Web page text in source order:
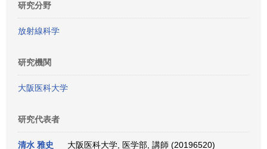
研究分野
放射線科学
研究機関
大阪医科大学
研究代表者
清水 雅史 大阪医科大学, 医学部, 講師 (20196520)